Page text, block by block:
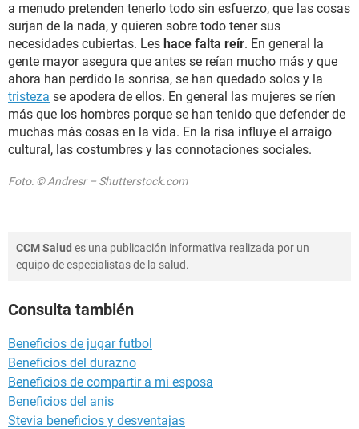
a menudo pretenden tenerlo todo sin esfuerzo, que las cosas
surjan de la nada, y quieren sobre todo tener sus
necesidades cubiertas. Les hace falta reír. En general la
gente mayor asegura que antes se reían mucho más y que
ahora han perdido la sonrisa, se han quedado solos y la
tristeza se apodera de ellos. En general las mujeres se ríen
más que los hombres porque se han tenido que defender de
muchas más cosas en la vida. En la risa influye el arraigo
cultural, las costumbres y las connotaciones sociales.
Foto: © Andresr – Shutterstock.com
CCM Salud es una publicación informativa realizada por un
equipo de especialistas de la salud.
Consulta también
Beneficios de jugar futbol
Beneficios del durazno
Beneficios de compartir a mi esposa
Beneficios del anis
Stevia beneficios y desventajas